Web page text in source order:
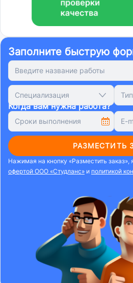
Заполните быструю
Специализация
Когда вам нужна работа?
РАЗМЕСТИТЬ
Нажимая на кнопку «Разместить заказ»,
офертой ООО «Студланс» и политикой